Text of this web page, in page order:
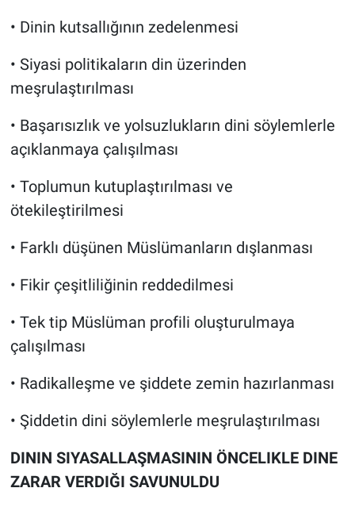
• Dinin kutsallığının zedelenmesi
• Siyasi politikaların din üzerinden
meşrulaştırılması
• Başarısızlık ve yolsuzlukların dini söylemlerle
açıklanmaya çalışılması
• Toplumun kutuplaştırılması ve
ötekileştirilmesi
• Farklı düşünen Müslümanların dışlanması
• Fikir çeşitliliğinin reddedilmesi
• Tek tip Müslüman profili oluşturulmaya
çalışılması
• Radikalleşme ve şiddete zemin hazırlanması
• Şiddetin dini söylemlerle meşrulaştırılması
DININ SIYASALLAŞMASININ ÖNCELIKLE DINE
ZARAR VERDIĞI SAVUNULDU